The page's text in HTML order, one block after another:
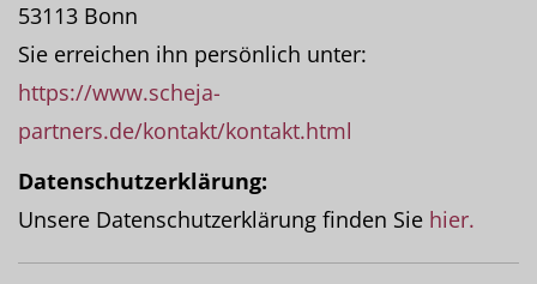
53113 Bonn
Sie erreichen ihn persönlich unter:
https://www.scheja-
partners.de/kontakt/kontakt.html
Datenschutzerklärung:
Unsere Datenschutzerklärung finden Sie hier.